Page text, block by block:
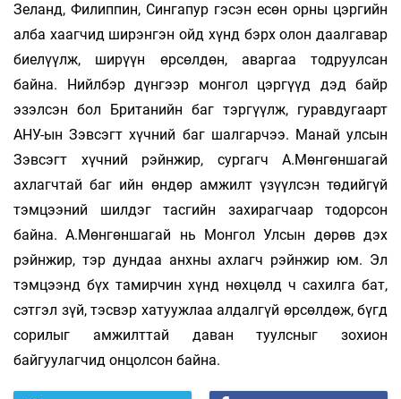
Зеланд, Филиппин, Сингапур гэсэн есөн орны цэргийн
алба хаагчид ширэнгэн ойд хүнд бэрх олон даалгавар
биелүүлж, ширүүн өрсөлдөн, аваргаа тодруулсан
байна. Нийлбэр дүнгээр монгол цэргүүд дэд байр
эзэлсэн бол Британийн баг тэргүүлж, гуравдугаарт
АНУ-ын Зэвсэгт хүчний баг шалгарчээ. Манай улсын
Зэвсэгт хүчний рэйнжир, сургагч А.Мөнгөншагай
ахлагчтай баг ийн өндөр амжилт үзүүлсэн төдийгүй
тэмцээний шилдэг тасгийн захирагчаар тодорсон
байна. А.Мөнгөншагай нь Монгол Улсын дөрөв дэх
рэйнжир, тэр дундаа анхны ахлагч рэйнжир юм. Эл
тэмцээнд бүх тамирчин хүнд нөхцөлд ч сахилга бат,
сэтгэл зүй, тэсвэр хатуужлаа алдалгүй өрсөлдөж, бүгд
сорилыг амжилттай даван туулсныг зохион
байгуулагчид онцолсон байна.